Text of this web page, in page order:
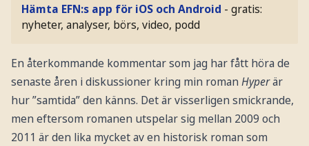
Hämta EFN:s app för iOS och Android - gratis:
nyheter, analyser, börs, video, podd
En återkommande kommentar som jag har fått höra de
senaste åren i diskussioner kring min roman Hyperär
hur ”samtida” den känns. Det är visserligen smickrande,
men eftersom romanen utspelar sig mellan 2009 och
2011 är den lika mycket av en historisk roman som